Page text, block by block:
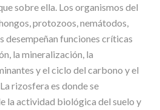
sobre ella. Los organismos del
protozoos, nemátodos,
funciones críticas
la mineralización, la
y el ciclo del carbono y el
rizosfera es donde se
la actividad biológica del suelo y